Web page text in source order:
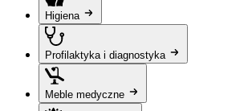
Higiena
Profilaktyka i diagnostyka
Meble medyczne